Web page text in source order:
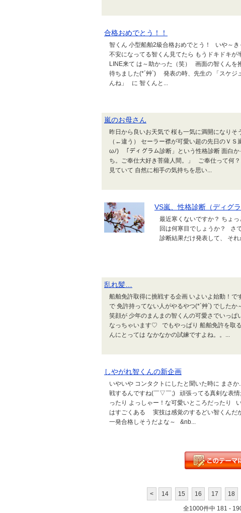
合格おめでとう！！
智くん 小型船舶2級合格おめでとう！ いや～
不安になってる智くん見てたら もうドキドキ
LINE来て は～助かった（笑） 画面の智くんを
待ちました(*´艸`) 発表の時、先生の 「スケジ
んね」 に 智くんと...
嵐のお母さん
昨日から良いお天気で 桜も一気に満開になり
（←違う） セーラー襟が可愛い超の先日のＶ
ωﾉ) 「ディグラム診断」という性格診断 面白
ち。ご奉仕大好き菩薩人間。」 ご奉仕って何
見ていて 自然に相手の気持ちを思い...
VS嵐、性格診断（ディグ
最近寒くないですか？ ちょ
回は何寒目でしょうか？ さ
診断結果だけ発表して、 そ
乱れ髪…
船舶免許取得に挑戦する企画 いよいよ始動！
で 免許持ってない人がやるやつ(*´艸`) でした
笑顔が 少年のまんまの智くんの可愛さでいっ
なっちゃいます♡ でもやっぱり 船舶免許を取
んにとっては なかなかの試練ですよね。。...
しやがれ智くんの新企画
いやいや コンタクトにしたと聞いた時に まさ
戦するんですね(￣▽￣;) 頑張ってる真剣な表情
ったり よっしゃー！な可愛いところだったり
はすごくある 実技は感覚のするどい智くんだ
一発合格しそうだよな～ &nb...
< 14 15 16 17 18
全1000件中 181 -